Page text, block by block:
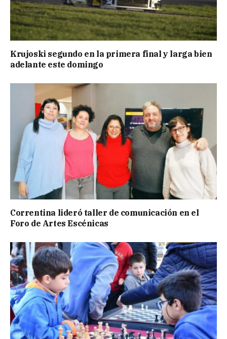
Krujoski segundo en la primera final y larga bien
adelante este domingo
Correntina lideró taller de comunicación en el
Foro de Artes Escénicas